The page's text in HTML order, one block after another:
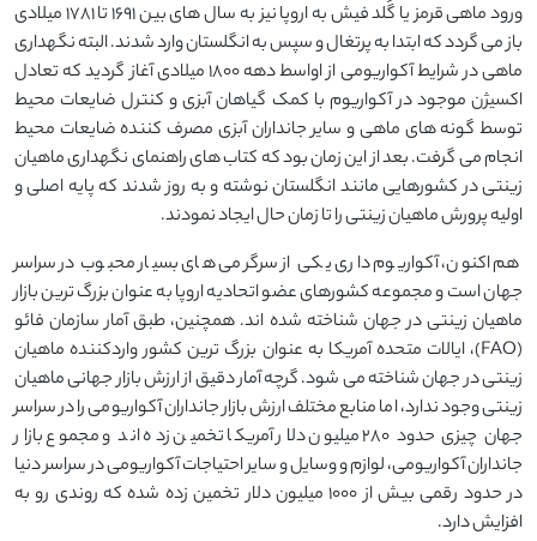
ورود ماهی قرمز یا گُلد فیش به اروپا نیز به سال های بین ۱۶۹۱ تا ۱۷۸۱ میلادی
باز می گردد که ابتدا به پرتغال و سپس به انگلستان وارد شدند. البته نگهداری
ماهی در شرایط آکواریومی از اواسط دهه ۱۸۰۰ میلادی آغاز گردید که تعادل
اکسیژن موجود در آکواریوم با کمک گیاهان آبزی و کنترل ضایعات محیط
توسط گونه های ماهی و سایر جانداران آبزی مصرف کننده ضایعات محیط
انجام می گرفت. بعد از این زمان بود که کتاب های راهنمای نگهداری ماهیان
زینتی در کشورهایی مانند انگلستان نوشته و به روز شدند که پایه اصلی و
اولیه پرورش ماهیان زینتی را تا زمان حال ایجاد نمودند.
هم اکنون، آکواریوم داری یکی از سرگرمی های بسیار محبوب در سراسر
جهان است و مجموعه کشورهای عضو اتحادیه اروپا به عنوان بزرگ ترین بازار
ماهیان زینتی در جهان شناخته شده اند. همچنین، طبق آمار سازمان فائو
(FAO)، ایالات متحده آمریکا به عنوان بزرگ ترین کشور واردکننده ماهیان
زینتی در جهان شناخته می شود. گرچه آمار دقیق از ارزش بازار جهانی ماهیان
زینتی وجود ندارد، اما منابع مختلف ارزش بازار جانداران آکواریومی را در سراسر
جهان چیزی حدود ۲۸۰ میلیون دلار آمریکا تخمین زده اند و مجموع بازار
جانداران آکواریومی، لوازم و وسایل و سایر احتیاجات آکواریومی در سراسر دنیا
در حدود رقمی بیش از ۱۰۰۰ میلیون دلار تخمین زده شده که روندی رو به
افزایش دارد.